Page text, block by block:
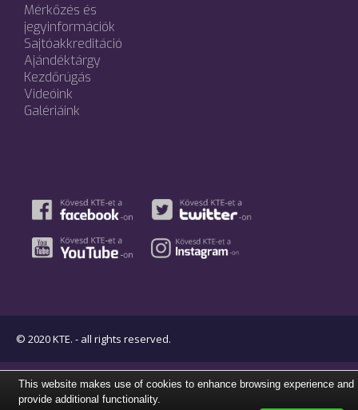
Mérkőzés és
jegyinformációk
Sajtóakkreditáció
Ajándéktárgy
Kezdőrúgás
Videóink
Galériáink
© 2020 KTE. - all rights reserved.
This website makes use of cookies to enhance browsing experience and
provide additional functionality.